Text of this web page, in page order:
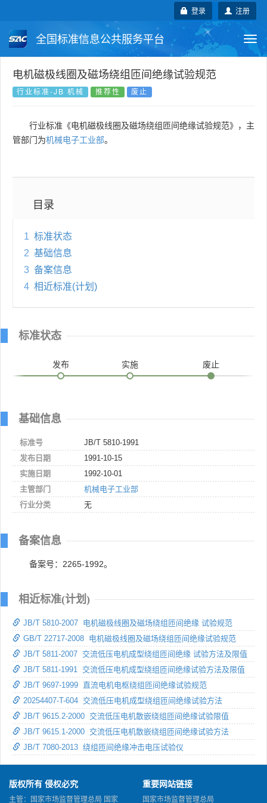
注册
登录
全国标准信息公共服务平台
国家标准 行业标准 地方标准
国外标准 技术委员会
电机磁极线圈及磁场绕组匝间绝缘试验规范
行业标准-JB 机械 推荐性 废止
行业标准《电机磁极线圈及磁场绕组匝间绝缘试验规范》，主
管部门为机械电子工业部。
目录
1 标准状态
2 基础信息
3 备案信息
4 相近标准(计划)
标准状态
发布 实施 废止
基础信息
标准号
JB/T 5810-1991
发布日期
1991-10-15
实施日期
1992-10-01
主管部门
机械电子工业部
行业分类
无
备案信息
备案号：2265-1992。
相近标准(计划)
JB/T 5810-2007 电机磁极线圈及磁场绕组匝间绝缘 试验规范
GB/T 22717-2008 电机磁极线圈及磁场绕组匝间绝缘试验规范
JB/T 5811-2007 交流低压电机成型绕组匝间绝缘 试验方法及限值
JB/T 5811-1991 交流低压电机成型绕组匝间绝缘试验方法及限值
JB/T 9697-1999 直流电机电枢绕组匝间绝缘试验规范
20254407-T-604 交流低压电机成型绕组匝间绝缘试验方法
JB/T 9615.2-2000 交流低压电机散嵌绕组匝间绝缘试验限值
JB/T 9615.1-2000 交流低压电机散嵌绕组匝间绝缘试验方法
JB/T 7080-2013 绕组匝间绝缘冲击电压试验仪
版权所有 侵权必究
主管：国家市场监督管理总局 国家
重要网站链接
国家市场监督管理总局